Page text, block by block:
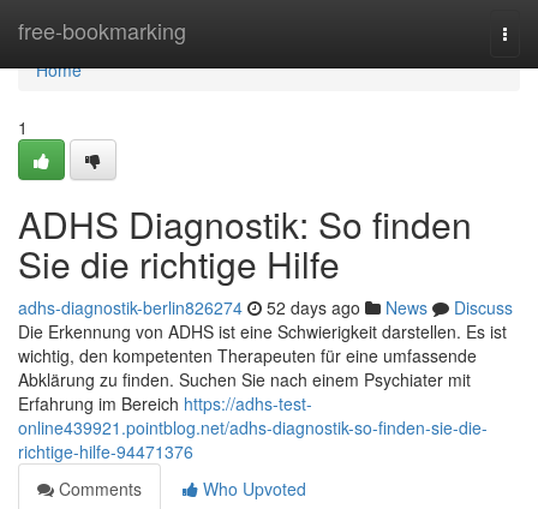
free-bookmarking
Home
Home
1
ADHS Diagnostik: So finden
Sie die richtige Hilfe
adhs-diagnostik-berlin826274 52 days ago News
Discuss
Die Erkennung von ADHS ist eine Schwierigkeit darstellen. Es ist
wichtig, den kompetenten Therapeuten für eine umfassende
Abklärung zu finden. Suchen Sie nach einem Psychiater mit
Erfahrung im Bereich https://adhs-test-
online439921.pointblog.net/adhs-diagnostik-so-finden-sie-die-
richtige-hilfe-94471376
Comments
Who Upvoted